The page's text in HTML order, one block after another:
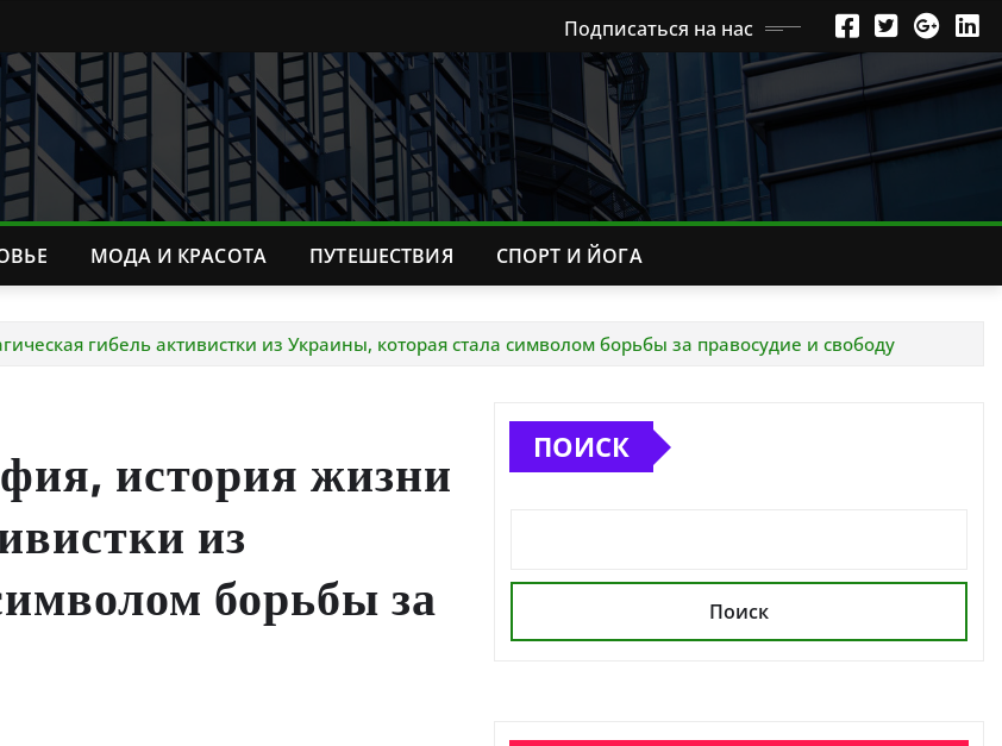
Подписаться на нас
МОДА И КРАСОТА ПУТЕШЕСТВИЯ СПОРТ И ЙОГА
гибель активистки из Украины, которая стала символом борьбы за правосудие и свободу
история жизни
из
борьбы за
ПОИСК
Поиск